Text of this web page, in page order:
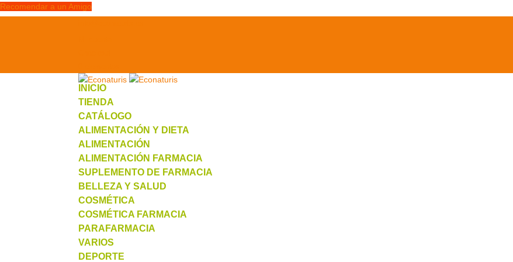
Recomendar a un Amigo
INICIO
TIENDA
CATÁLOGO
ALIMENTACIÓN Y DIETA
ALIMENTACIÓN
ALIMENTACIÓN FARMACIA
SUPLEMENTO DE FARMACIA
BELLEZA Y SALUD
COSMÉTICA
COSMÉTICA FARMACIA
PARAFARMACIA
VARIOS
DEPORTE